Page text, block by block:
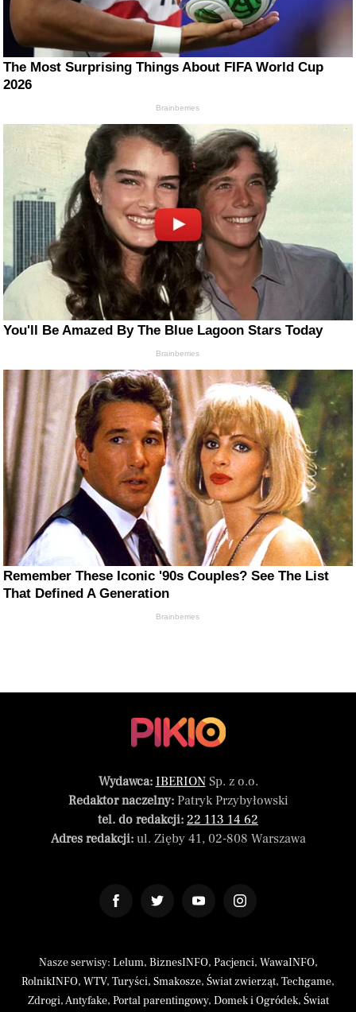
The Most Surprising Things About FIFA World Cup
2026
Brainberries
You'll Be Amazed By The Blue Lagoon Stars Today
Brainberries
Remember These Iconic '90s Couples? See The List
That Defined A Generation
Brainberries
Wydawca: IBERIONSp. z o.o.
Redaktor naczelny:Patryk Przybyłowski
tel. do redakcji: 22 113 14 62
Adres redakcji:ul. Zięby 41, 02-808 Warszawa
Nasze serwisy: Lelum, BiznesINFO, Pacjenci, WawaINFO,
RolnikINFO, WTV, Turyści, Smakosze, Świat zwierząt, Techgame,
Zdrogi,Antyfake, Portal parentingowy, Domek i Ogródek, Świat